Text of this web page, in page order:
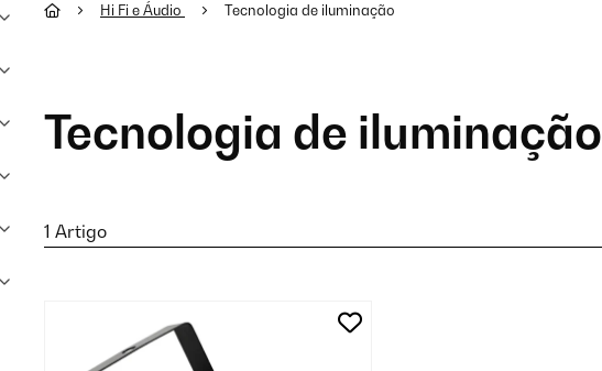
Hi Fi e Áudio Tecnologia de iluminação
Tecnologia de iluminação
1 Artigo